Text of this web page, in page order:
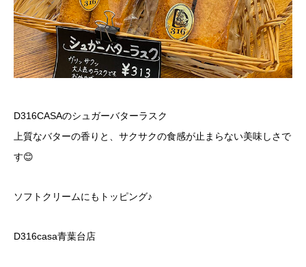
D316CASAのシュガーバターラスク
上質なバターの香りと、サクサクの食感が止まらない美味しさで
す😊
ソフトクリームにもトッピング♪
D316casa青葉台店